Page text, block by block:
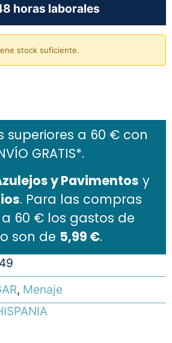
horas laborales
stock suficiente.
superiores a 60 € con
GRATIS*.
y Pavimentos y
. Para las compras
60 € los gastos de
son de 5,99 €.
, Menaje